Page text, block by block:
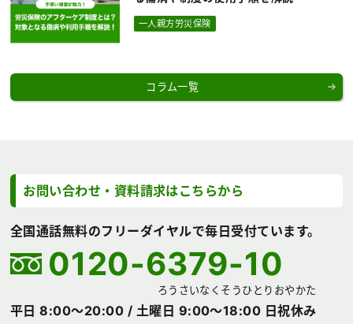
一人親方労災保険
コラム一覧
お問い合わせ・資料請求はこちらから
全国通話無料のフリーダイヤルで毎日受付ています。
0120-6379-10
ろうさいなくそうひとりおやかた
平日 8:00～20:00 / 土曜日 9:00～18:00 日祝休み